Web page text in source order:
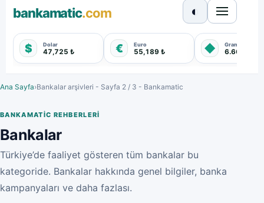
bankamatic.com
$ Dolar
47,725 ₺ € Euro
55,189 ₺ ◆ Gram Altın
6.667,640
◐
Ana Sayfa›Bankalar arşivleri - Sayfa 2 / 3 - Bankamatic
BANKAMATIC REHBERLERI
Bankalar
Türkiye’de faaliyet gösteren tüm bankalar bu
kategoride. Bankalar hakkında genel bilgiler, banka
kampanyaları ve daha fazlası.